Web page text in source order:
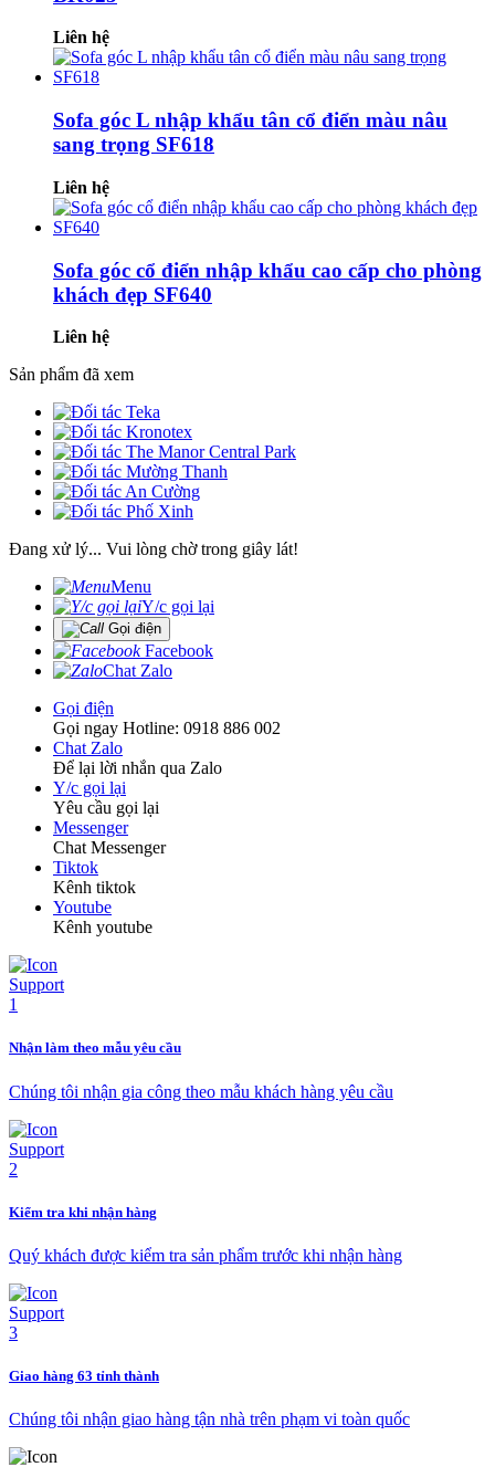
Liên hệ
Sofa góc L nhập khẩu tân cổ điển màu nâu
sang trọng SF618
Liên hệ
Sofa góc cổ điển nhập khẩu cao cấp cho phòng
khách đẹp SF640
Liên hệ
Sản phẩm đã xem
Đang xử lý... Vui lòng chờ trong giây lát!
Menu
Y/c gọi lại
Gọi điện
Facebook
Chat Zalo
Gọi điện
Gọi ngay Hotline: 0918 886 002
Chat Zalo
Để lại lời nhắn qua Zalo
Y/c gọi lại
Yêu cầu gọi lại
Messenger
Chat Messenger
Tiktok
Kênh tiktok
Youtube
Kênh youtube
Nhận làm theo mẫu yêu cầu
Chúng tôi nhận gia công theo mẫu khách hàng yêu cầu
Kiểm tra khi nhận hàng
Quý khách được kiểm tra sản phẩm trước khi nhận hàng
Giao hàng 63 tỉnh thành
Chúng tôi nhận giao hàng tận nhà trên phạm vi toàn quốc